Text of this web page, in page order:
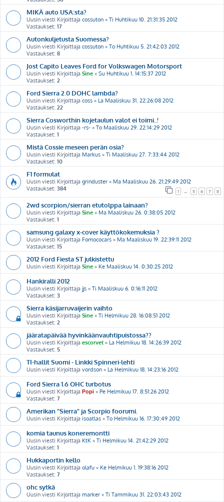
MIKÄ auto USA:sta?
Uusin viesti Kirjoittaja cossuton « Ti Huhtikuu 10. 21:31:35 2012
Vastaukset: 17
Autonkuljetusta Suomessa?
Uusin viesti Kirjoittaja cossuton « To Huhtikuu 5. 21:42:03 2012
Vastaukset: 8
Jost Capito Leaves Ford for Volkswagen Motorsport
Uusin viesti Kirjoittaja Sine « Su Huhtikuu 1. 14:15:37 2012
Vastaukset: 2
Ford Sierra 2.0 DOHC lambda?
Uusin viesti Kirjoittaja coss « La Maaliskuu 31. 22:26:08 2012
Vastaukset: 22
Sierra Cosworthin kojetaulun valot ei toimi..!
Uusin viesti Kirjoittaja -rs- « To Maaliskuu 29. 22:14:29 2012
Vastaukset: 1
Mistä Cossie meseen perän osia?
Uusin viesti Kirjoittaja Markus « Ti Maaliskuu 27. 7:33:44 2012
Vastaukset: 10
F1 formulat
Uusin viesti Kirjoittaja grinduster « Ma Maaliskuu 26. 21:29:49 2012
Vastaukset: 384 1 5 6 7 8
2wd scorpion/sierran etutolppa lainaan?
Uusin viesti Kirjoittaja Sine « Ma Maaliskuu 26. 0:38:05 2012
Vastaukset: 1
samsung galaxy x-cover käyttökokemuksia ?
Uusin viesti Kirjoittaja Fomococars « Ma Maaliskuu 19. 22:39:11 2012
Vastaukset: 15
2012 Ford Fiesta ST julkistettu
Uusin viesti Kirjoittaja Sine « Ke Maaliskuu 14. 0:30:25 2012
Hankiralli 2012
Uusin viesti Kirjoittaja jjs « Ti Maaliskuu 6. 0:16:11 2012
Vastaukset: 3
Sierra käsijarruvaijerin vaihto
Uusin viesti Kirjoittaja Sine « Ti Helmikuu 28. 16:08:51 2012
Vastaukset: 2
jääratapäivää hyvinkäänvauhtipuistossa??
Uusin viesti Kirjoittaja escorvet « La Helmikuu 18. 14:26:39 2012
Vastaukset: 5
TI-hallit Suomi - Linkki Spinneri-lehti
Uusin viesti Kirjoittaja vordson « La Helmikuu 18. 14:23:16 2012
Ford Sierra 1.6 OHC turbotus
Uusin viesti Kirjoittaja Popi « Pe Helmikuu 17. 8:51:26 2012
Vastaukset: 7
Amerikan "Sierra" ja Scorpio foorumi.
Uusin viesti Kirjoittaja isoatlas « To Helmikuu 16. 17:30:49 2012
komia taunus koneremontti
Uusin viesti Kirjoittaja KtK « Ti Helmikuu 14. 21:42:29 2012
Vastaukset: 1
Hukkaportin kello
Uusin viesti Kirjoittaja olafu « Ke Helmikuu 1. 19:38:16 2012
Vastaukset: 7
ohc sytkä
Uusin viesti Kirjoittaja marker « Ti Tammikuu 31. 22:03:43 2012